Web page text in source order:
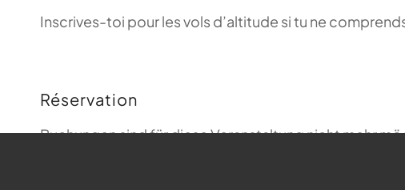
Inscrives-toi pour les vols d’altitude si tu ne
Réservation
Buchungen sind für diese Veranstaltung nicht mehr